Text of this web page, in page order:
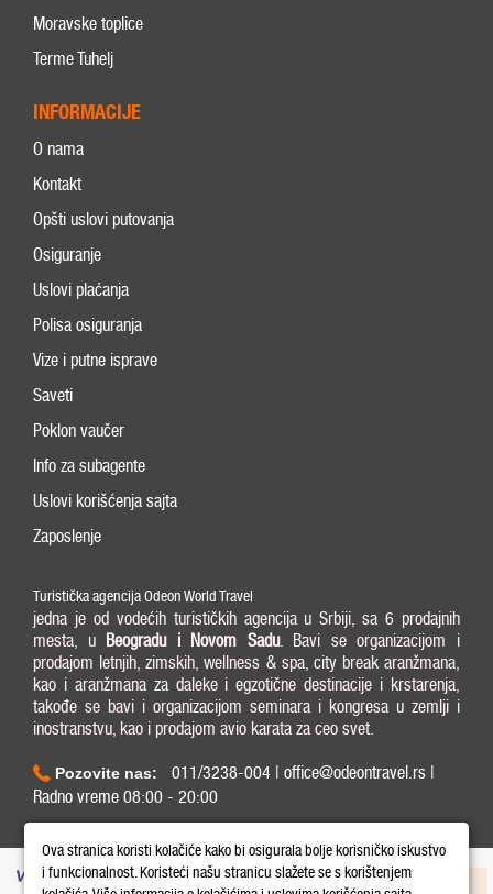
Moravske toplice
Terme Tuhelj
INFORMACIJE
O nama
Kontakt
Opšti uslovi putovanja
Osiguranje
Uslovi plaćanja
Polisa osiguranja
Vize i putne isprave
Saveti
Poklon vaučer
Info za subagente
Uslovi korišćenja sajta
Zaposlenje
Turistička agencija Odeon World Travel
jedna je od vodećih turističkih agencija u Srbiji, sa 6 prodajnih
mesta, u Beogradu i Novom Sadu. Bavi se organizacijom i
prodajom letnjih, zimskih, wellness & spa, city break aranžmana,
kao i aranžmana za daleke i egzotične destinacije i krstarenja,
takođe se bavi i organizacijom seminara i kongresa u zemlji i
inostranstvu, kao i prodajom avio karata za ceo svet.
Pozovite nas:
011/3238-004 | office@odeontravel.rs |
Radno vreme 08:00 - 20:00
Ova stranica koristi kolačiće kako bi osigurala bolje korisničko iskustvo
i funkcionalnost. Koristeći našu stranicu slažete se s korištenjem